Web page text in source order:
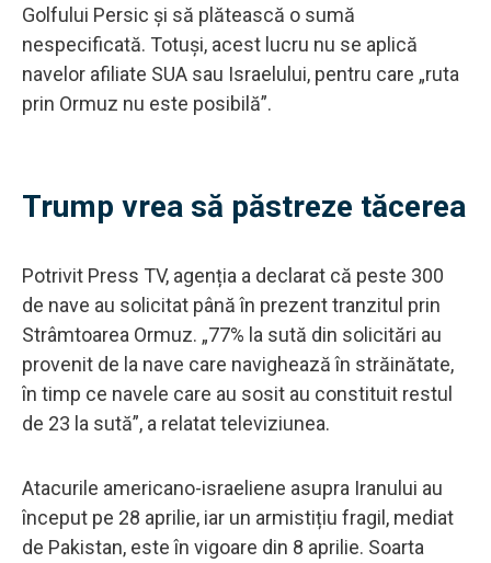
Golfului Persic și să plătească o sumă
nespecificată. Totuși, acest lucru nu se aplică
navelor afiliate SUA sau Israelului, pentru care „ruta
prin Ormuz nu este posibilă”.
Trump vrea să păstreze tăcerea
Potrivit Press TV, agenția a declarat că peste 300
de nave au solicitat până în prezent tranzitul prin
Strâmtoarea Ormuz. „77% la sută din solicitări au
provenit de la nave care navighează în străinătate,
în timp ce navele care au sosit au constituit restul
de 23 la sută”, a relatat televiziunea.
Atacurile americano-israeliene asupra Iranului au
început pe 28 aprilie, iar un armistițiu fragil, mediat
de Pakistan, este în vigoare din 8 aprilie. Soarta